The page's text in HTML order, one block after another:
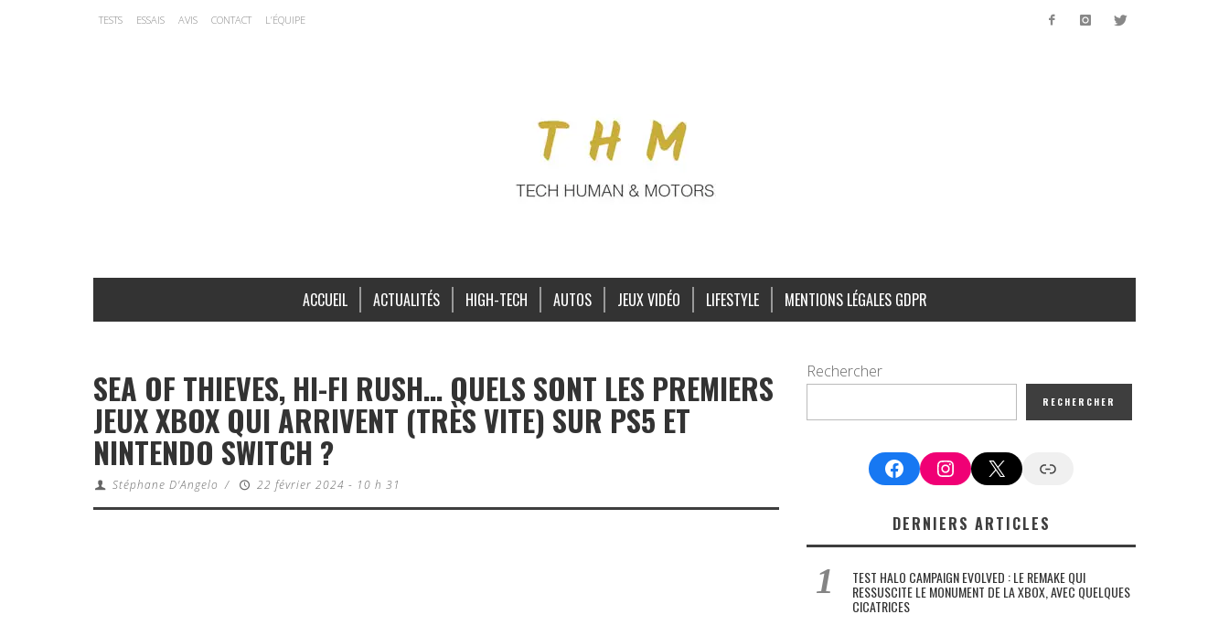
TESTS ESSAIS AVIS CONTACT L’ÉQUIPE
ACCUEIL ACTUALITÉS HIGH-TECH AUTOS JEUX VIDÉO LIFESTYLE MENTIONS LÉGALES GDPR
SEA OF THIEVES, HI-FI RUSH… QUELS SONT LES PREMIERS
JEUX XBOX QUI ARRIVENT (TRÈS VITE) SUR PS5 ET
NINTENDO SWITCH ?
Stéphane D'Angelo / 22 février 2024 - 10 h 31
Rechercher
RECHERCHER
FacebookInstagram
X Google News
DERNIERS ARTICLES
TEST HALO CAMPAIGN EVOLVED : LE REMAKE QUI
RESSUSCITE LE MONUMENT DE LA XBOX, AVEC QUELQUES
CICATRICES